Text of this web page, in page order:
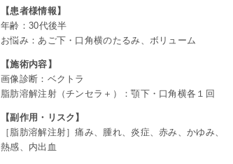
【患者様情報】
年齢：30代後半
お悩み：あご下・口角横のたるみ、ボリューム
【施術内容】
画像診断：ベクトラ
脂肪溶解注射（チンセラ＋）：顎下・口角横各１回
【副作用・リスク】
［脂肪溶解注射］痛み、腫れ、炎症、赤み、かゆみ、
熱感、内出血